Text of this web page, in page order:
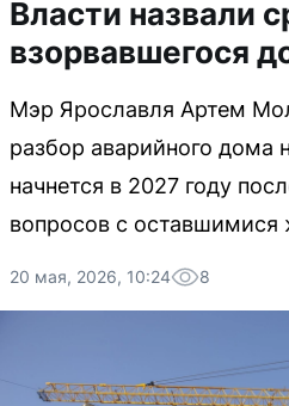
Власти назвали
взорвавшегося
Мэр Ярославля Артем
разбор аварийного дома
начнется в 2027 году
вопросов с
20 мая, 2026, 10:24 8